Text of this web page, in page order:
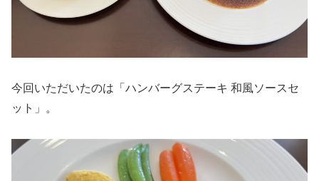
今回いただいたのは「ハンバーグステーキ 和風ソースセ
ット」。